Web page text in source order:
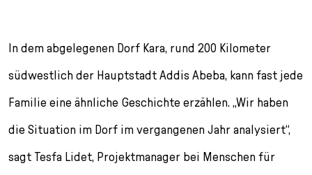
In dem abgelegenen Dorf Kara, rund 200 Kilometer
südwestlich der Hauptstadt Addis Abeba, kann fast jede
Familie eine ähnliche Geschichte erzählen. „Wir haben
die Situation im Dorf im vergangenen Jahr analysiert“,
sagt Tesfa Lidet, Projektmanager bei Menschen für